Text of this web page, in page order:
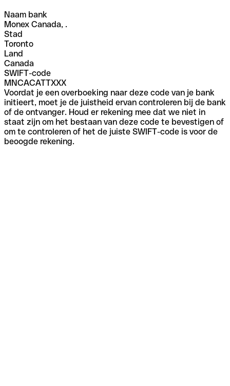
Naam bank
Monex Canada, .
Stad
Toronto
Land
Canada
SWIFT-code
MNCACATTXXX
Voordat je een overboeking naar deze code van je bank
initieert, moet je de juistheid ervan controleren bij de bank
of de ontvanger. Houd er rekening mee dat we niet in
staat zijn om het bestaan van deze code te bevestigen of
om te controleren of het de juiste SWIFT-code is voor de
beoogde rekening.